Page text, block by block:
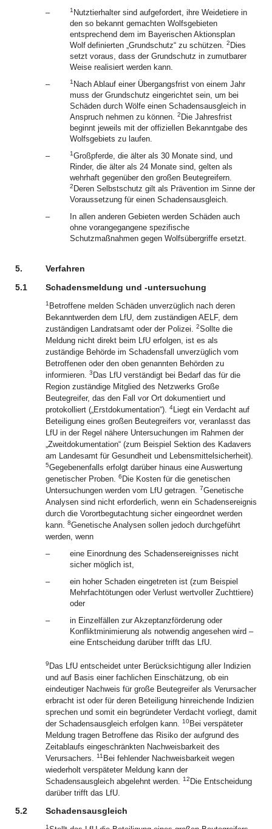
– 1 Nutztierhalter sind aufgefordert, ihre Weidetiere in
den so bekannt gemachten Wolfsgebieten
entsprechend dem im Bayerischen Aktionsplan
Wolf definierten „Grundschutz“ zu schützen. 2 Dies
setzt voraus, dass der Grundschutz in zumutbarer
Weise realisiert werden kann.
–
1 Nach Ablauf einer Übergangsfrist von einem Jahr
muss der Grundschutz eingerichtet sein, um bei
Schäden durch Wölfe einen Schadensausgleich in
Anspruch nehmen zu können. 2 Die Jahresfrist
beginnt jeweils mit der offiziellen Bekanntgabe des
Wolfsgebiets zu laufen.
–
1Großpferde, die älter als 30 Monate sind, und
Rinder, die älter als 24 Monate sind, gelten als
wehrhaft gegenüber den großen Beutegreifern.
2 Deren Selbstschutz gilt als Prävention im Sinne der
Voraussetzung für einen Schadensausgleich.
–
In allen anderen Gebieten werden Schäden auch
ohne vorangegangene spezifische
Schutzmaßnahmen gegen Wolfsübergriffe ersetzt.
5.
Verfahren
5.1
Schadensmeldung und -untersuchung
1 Betroffene melden Schäden unverzüglich nach deren
Bekanntwerden dem LfU, dem zuständigen AELF, dem
zuständigen Landratsamt oder der Polizei. 2Sollte die
Meldung nicht direkt beim LfU erfolgen, ist es als
zuständige Behörde im Schadensfall unverzüglich vom
Betroffenen oder den oben genannten Behörden zu
informieren. 3 Das LfU verständigt bei Bedarf das für die
Region zuständige Mitglied des Netzwerks Große
Beutegreifer, das den Fall vor Ort dokumentiert und
protokolliert („Erstdokumentation“). 4Liegt ein Verdacht auf
Beteiligung eines großen Beutegreifers vor, veranlasst das
LfU in der Regel nähere Untersuchungen im Rahmen der
„Zweitdokumentation“ (zum Beispiel Sektion des Kadavers
am Landesamt für Gesundheit und Lebensmittelsicherheit).
5Gegebenenfalls erfolgt darüber hinaus eine Auswertung
genetischer Proben. 6 Die Kosten für die genetischen
Untersuchungen werden vom LfU getragen. 7Genetische
Analysen sind nicht erforderlich, wenn ein Schadensereignis
durch die Vorortbegutachtung sicher eingeordnet werden
kann. 8Genetische Analysen sollen jedoch durchgeführt
werden, wenn
–
eine Einordnung des Schadensereignisses nicht
sicher möglich ist,
–
ein hoher Schaden eingetreten ist (zum Beispiel
Mehrfachtötungen oder Verlust wertvoller Zuchttiere)
oder
–
in Einzelfällen zur Akzeptanzförderung oder
Konfliktminimierung als notwendig angesehen wird –
eine Entscheidung darüber trifft das LfU.
9 Das LfU entscheidet unter Berücksichtigung aller Indizien
und auf Basis einer fachlichen Einschätzung, ob ein
eindeutiger Nachweis für große Beutegreifer als Verursacher
erbracht ist oder für deren Beteiligung hinreichende Indizien
sprechen und somit ein begründeter Verdacht vorliegt, damit
der Schadensausgleich erfolgen kann. 10Bei verspäteter
Meldung tragen Betroffene das Risiko der aufgrund des
Zeitablaufs eingeschränkten Nachweisbarkeit des
Verursachers. 11 Bei fehlender Nachweisbarkeit wegen
wiederholt verspäteter Meldung kann der
Schadensausgleich abgelehnt werden. 12 Die Entscheidung
darüber trifft das LfU.
5.2 Schadensausgleich
1